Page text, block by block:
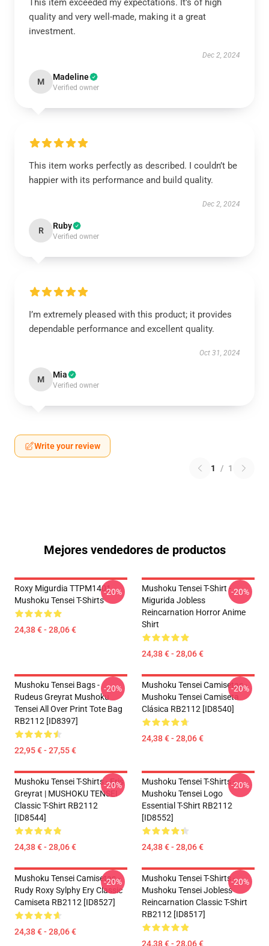
This item exceeded my expectations. It’s of high
quality and very well-made, making it a great
investment.
Dec 2, 2024
M Madeline
Verified owner
This item works perfectly as described. I couldn’t be
happier with its performance and build quality.
Dec 2, 2024
R Ruby
Verified owner
I’m extremely pleased with this product; it provides
dependable performance and excellent quality.
Oct 31, 2024
M Mia
Verified owner
Write your review
1 / 1
Mejores vendedores de productos
Roxy Migurdia TTPM1401
Mushoku Tensei T-Shirts
24,38 € - 28,06 €
-20%
Mushoku Tensei T-Shirt -
Migurida Jobless
Reincarnation Horror Anime
Shirt
24,38 € - 28,06 €
-20%
Mushoku Tensei Bags -
Rudeus Greyrat Mushoku
Tensei All Over Print Tote Bag
RB2112 [ID8397]
22,95 € - 27,55 €
-20%
Mushoku Tensei Camisetas -
Mushoku Tensei Camiseta
Clásica RB2112 [ID8540]
24,38 € - 28,06 €
-20%
Mushoku Tensei T-Shirts - Eris
Greyrat | MUSHOKU TENSEI
Classic T-Shirt RB2112
[ID8544]
24,38 € - 28,06 €
-20%
Mushoku Tensei T-Shirts -
Mushoku Tensei Logo
Essential T-Shirt RB2112
[ID8552]
24,38 € - 28,06 €
-20%
Mushoku Tensei Camisetas -
Rudy Roxy Sylphy Ery Classic
Camiseta RB2112 [ID8527]
24,38 € - 28,06 €
-20%
Mushoku Tensei T-Shirts -
Mushoku Tensei Jobless
Reincarnation Classic T-Shirt
RB2112 [ID8517]
24,38 € - 28,06 €
-20%